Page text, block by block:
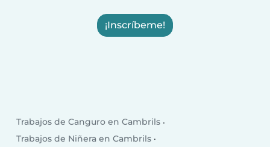
¡Inscríbeme!
Trabajos de Canguro en Cambrils
Trabajos de Niñera en Cambrils